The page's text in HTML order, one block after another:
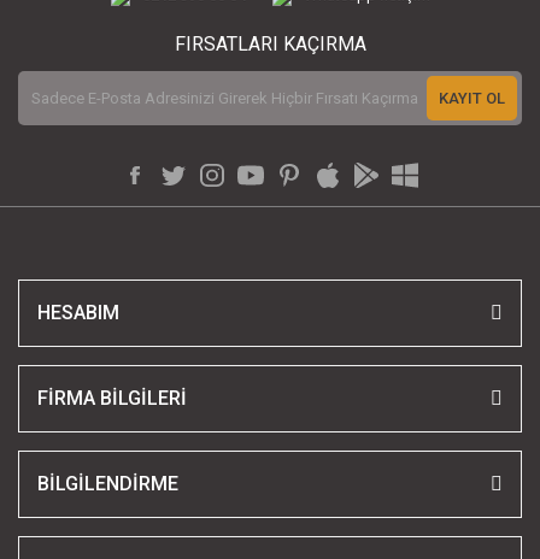
FIRSATLARI KAÇIRMA
KAYIT OL
HESABIM
FİRMA BİLGİLERİ
BİLGİLENDİRME